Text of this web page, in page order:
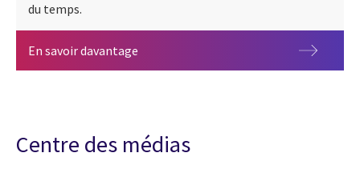
du temps.
En savoir davantage Pourquoi le casse-tête numérique ne
Centre des médias